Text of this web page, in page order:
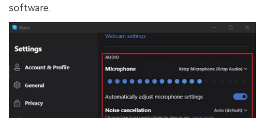
software.